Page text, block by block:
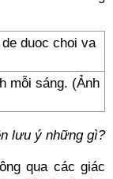
mỗi sáng. (Ảnh
lưu ý những gì?
qua các giác